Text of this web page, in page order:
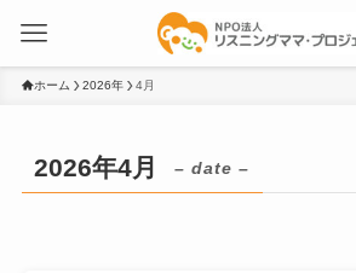
ホーム 2026年 4月
2026年4月 – date –